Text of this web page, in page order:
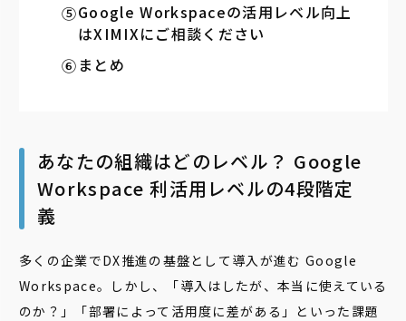
Google Workspaceの活用レベル向上
はXIMIXにご相談ください
まとめ
あなたの組織はどのレベル？ Google
Workspace 利活用レベルの4段階定
義
多くの企業でDX推進の基盤として導入が進む Google
Workspace。しかし、「導入はしたが、本当に使えている
のか？」「部署によって活用度に差がある」といった課題